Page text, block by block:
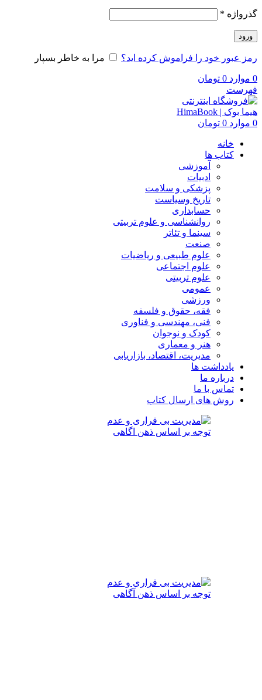
گذرواژه *
ورود
رمز عبور خود را فراموش کرده اید؟ مرا به خاطر بسپار
0 موارد 0 تومان
فهرست
0 موارد 0 تومان
خانه
کتاب ها
آموزشی
ادبیات
پزشکی و سلامت
تاریخ وسیاست
حسابداری
روانشناسی و علوم تربیتی
سینما و تئاتر
صنعت
علوم طبیعی و ریاضیات
علوم اجتماعی
علوم تربیتی
عمومی
ورزشی
فقه، حقوق و فلسفه
فنی، مهندسی و فناوری
کودک و نوجوان
هنر و معماری
مدیریت، اقتصاد، بازاریابی
یادداشت ها
درباره ما
تماس با ما
روش های ارسال کتاب